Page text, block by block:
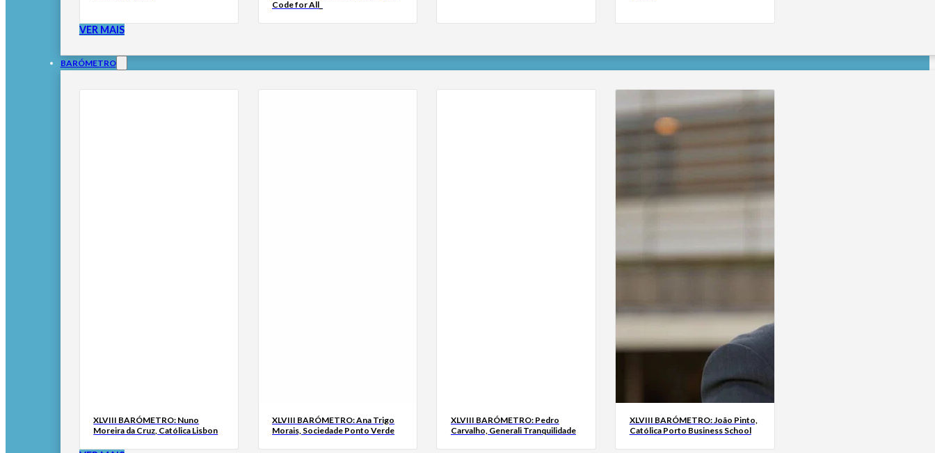
Code for All_
VER MAIS
BARÓMETRO
XLVIII BARÓMETRO: Nuno
Moreira da Cruz, Católica Lisbon
XLVIII BARÓMETRO: Ana Trigo
Morais, Sociedade Ponto Verde
XLVIII BARÓMETRO: Pedro
Carvalho, Generali Tranquilidade
XLVIII BARÓMETRO: João Pinto,
Católica Porto Business School